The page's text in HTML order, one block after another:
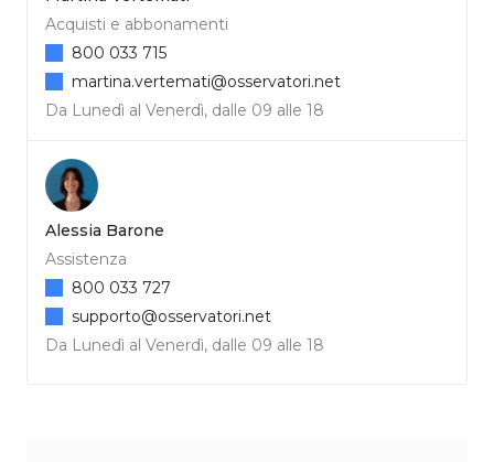
Acquisti e abbonamenti
Da Lunedì al Venerdì, dalle 09 alle 18
800 033 715
martina.vertemati@osservatori.net
Alessia Barone
Assistenza
Da Lunedì al Venerdì, dalle 09 alle 18
800 033 727
supporto@osservatori.net